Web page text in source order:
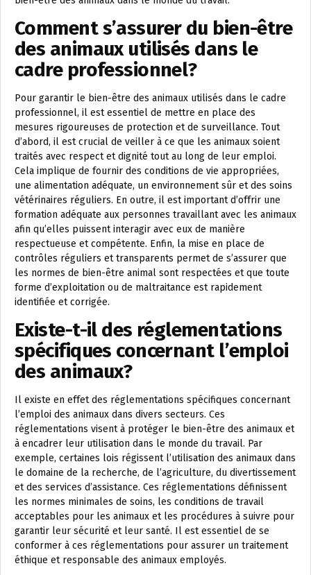
Comment s’assurer du bien-être
des animaux utilisés dans le
cadre professionnel?
Pour garantir le bien-être des animaux utilisés dans le cadre
professionnel, il est essentiel de mettre en place des
mesures rigoureuses de protection et de surveillance. Tout
d’abord, il est crucial de veiller à ce que les animaux soient
traités avec respect et dignité tout au long de leur emploi.
Cela implique de fournir des conditions de vie appropriées,
une alimentation adéquate, un environnement sûr et des soins
vétérinaires réguliers. En outre, il est important d’offrir une
formation adéquate aux personnes travaillant avec les animaux
afin qu’elles puissent interagir avec eux de manière
respectueuse et compétente. Enfin, la mise en place de
contrôles réguliers et transparents permet de s’assurer que
les normes de bien-être animal sont respectées et que toute
forme d’exploitation ou de maltraitance est rapidement
identifiée et corrigée.
Existe-t-il des réglementations
spécifiques concernant l’emploi
des animaux?
Il existe en effet des réglementations spécifiques concernant
l’emploi des animaux dans divers secteurs. Ces
réglementations visent à protéger le bien-être des animaux et
à encadrer leur utilisation dans le monde du travail. Par
exemple, certaines lois régissent l’utilisation des animaux dans
le domaine de la recherche, de l’agriculture, du divertissement
et des services d’assistance. Ces réglementations définissent
les normes minimales de soins, les conditions de travail
acceptables pour les animaux et les procédures à suivre pour
garantir leur sécurité et leur santé. Il est essentiel de se
conformer à ces réglementations pour assurer un traitement
éthique et responsable des animaux employés.